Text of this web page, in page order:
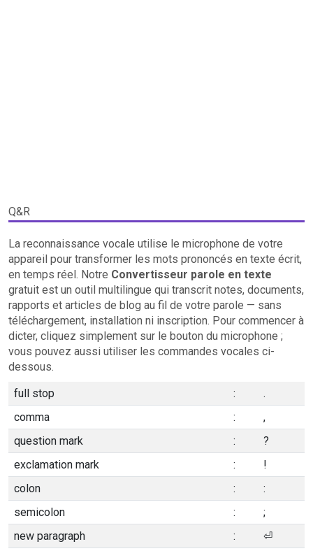
Q&R
La reconnaissance vocale utilise le microphone de votre
appareil pour transformer les mots prononcés en texte écrit,
en temps réel. Notre Convertisseur parole en texte
gratuit est un outil multilingue qui transcrit notes, documents,
rapports et articles de blog au fil de votre parole — sans
téléchargement, installation ni inscription. Pour commencer à
dicter, cliquez simplement sur le bouton du microphone ;
vous pouvez aussi utiliser les commandes vocales ci-
dessous.
full stop
:
.
comma
:
,
question mark
:
?
exclamation mark
:
!
colon
:
:
semicolon
:
;
new paragraph
: ⏎